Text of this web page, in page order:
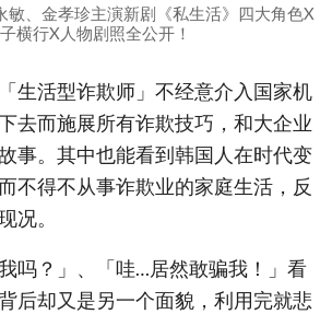
敏、金孝珍主演新剧《私生活》四大角色X
横行X人物剧照全公开！
生活型诈欺师」不经意介入国家机
去而施展所有诈欺技巧，和大企业
事。其中也能看到韩国人在时代变
不得不从事诈欺业的家庭生活，反
况。
吗？」、「哇…居然敢骗我！」看
后却又是另一个面貌，利用完就悲